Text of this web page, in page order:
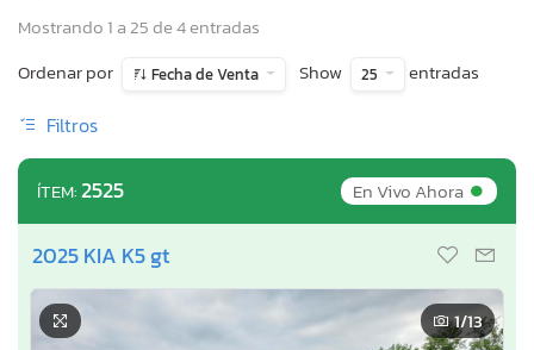
Mostrando 1 a 25 de 4 entradas
Ordenar por
Fecha de Venta Show 25 entradas
Filtros
ÍTEM:2525 En Vivo Ahora •
2025 KIA K5 gt
1/13